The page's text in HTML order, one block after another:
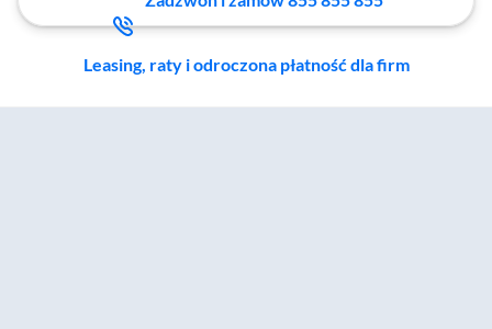
Leasing, raty i odroczona płatność dla firm